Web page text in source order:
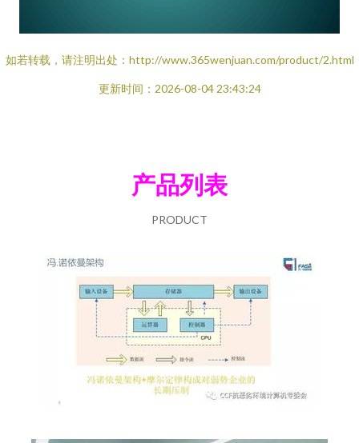
如若转载，请注明出处：http://www.365wenjuan.com/product/2.html
更新时间：2026-08-04 23:43:24
产品列表
PRODUCT